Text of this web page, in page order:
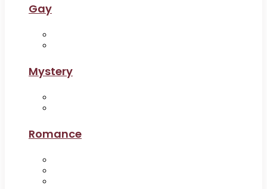
Gay
Mystery
Romance